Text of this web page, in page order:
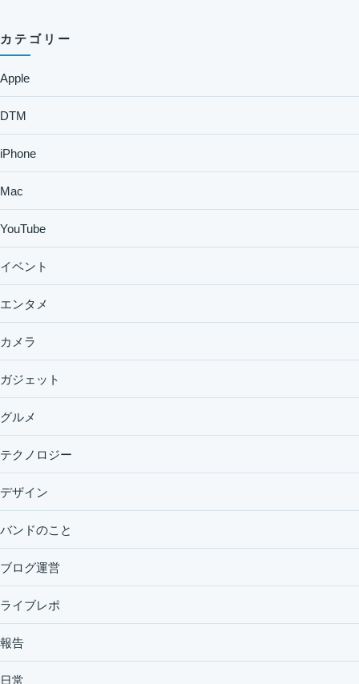
カテゴリー
Apple
DTM
iPhone
Mac
YouTube
イベント
エンタメ
カメラ
ガジェット
グルメ
テクノロジー
デザイン
バンドのこと
ブログ運営
ライブレポ
報告
日常